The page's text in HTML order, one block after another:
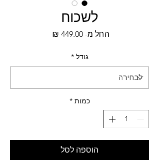
לשכוח
החל מ- 449.00 ₪
גודל *
כמות *
הוספה לסל